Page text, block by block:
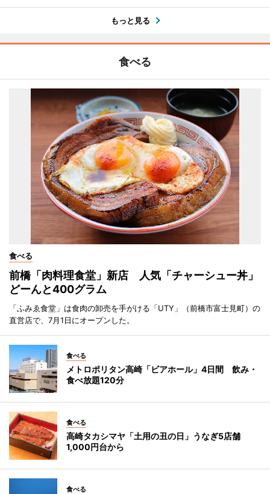
もっと見る
食べる
食べる
前橋「肉料理食堂」新店 人気「チャーシュー丼」
どーんと400グラム
「ふみゑ食堂」は食肉の卸売を手がける「UTY」（前橋市富士見町）の
直営店で、7月1日にオープンした。
食べる
メトロポリタン高崎「ビアホール」4日間 飲み・
食べ放題120分
食べる
高崎タカシマヤ「土用の丑の日」うなぎ5店舗
1,000円台から
食べる